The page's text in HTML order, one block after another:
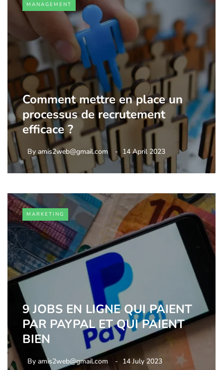
MANAGEMENT
Comment mettre en place un
processus de recrutement
efficace ?
By amis2web@gmail.com 14 April 2023
MARKETING
9 JOBS EN LIGNE QUI PAIENT
PAR PAYPAL ET QUI PAIENT
BIEN
By amis2web@gmail.com 14 July 2023